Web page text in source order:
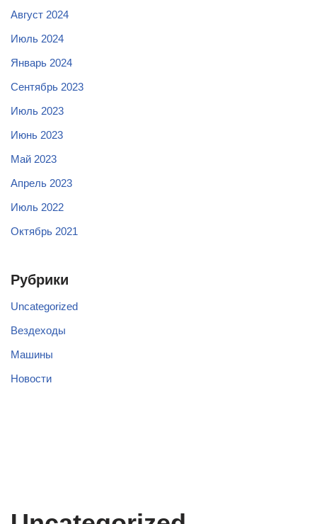
Август 2024
Июль 2024
Январь 2024
Сентябрь 2023
Июль 2023
Июнь 2023
Май 2023
Апрель 2023
Июль 2022
Октябрь 2021
Рубрики
Uncategorized
Вездеходы
Машины
Новости